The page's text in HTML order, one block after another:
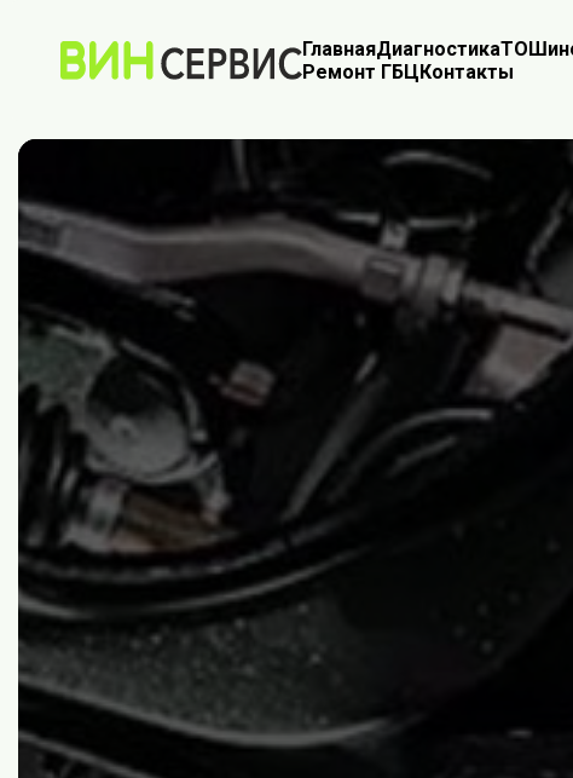
ГлавнаяДиагностикаТО
Ремонт ГБЦКонтакты